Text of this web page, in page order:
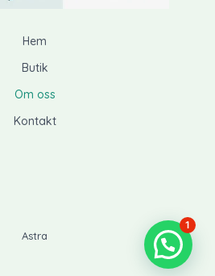
Hem
Butik
Om oss
Kontakt
Astra
1